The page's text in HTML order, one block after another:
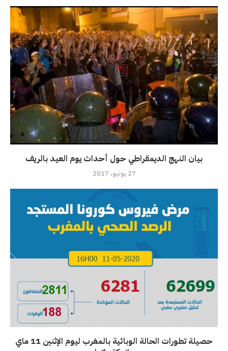
بيان النهج الديمقراطي حول أحداث يوم العيد بالريف
27 يونيو، 2017
حصيلة تطورات الحالة الوبائية بالمغرب ليوم الإثنين 11 ماي